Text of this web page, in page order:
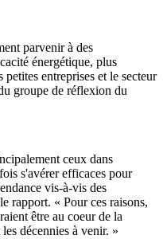
parvenir à des
énergétique, plus
entreprises et le secteur
groupe de réflexion du
ceux dans
s'avérer efficaces pour
vis-à-vis des
rapport. « Pour ces raisons,
être au coeur de la
décennies à venir. »